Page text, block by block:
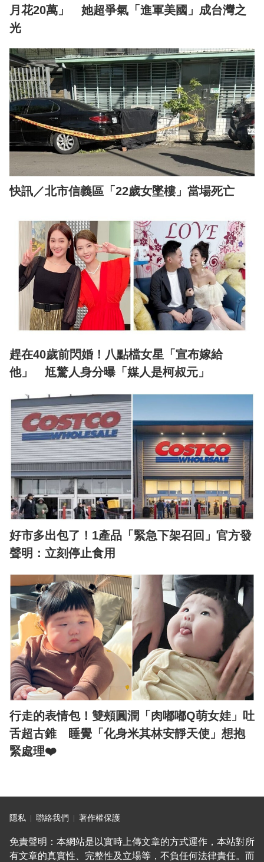
月花20萬」 她超爭氣「進軍美國」成台灣之
光
快訊／北市信義區「22歲女墜樓」當場死亡
趕在40歲前閃婚！八點檔女星「宣布嫁給
他」 尪驚人身分曝「媒人是柯叔元」
好市多出包了！1產品「緊急下架召回」官方發
聲明：立刻停止食用
行走的表情包！雙頰圓潤「肉嘟嘟Q萌女娃」吐
舌超古錐 睡覺「化身米其林安靜天使」想抱
緊處理❤️
隱私 聯絡我們 著作權保護
免責聲明：本網站是以實時上傳文章的方式運作，本站對所
有文章的真實性、完整性及立場等，不負任何法律責任。而